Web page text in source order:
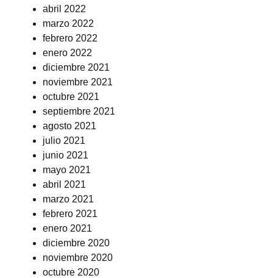
abril 2022
marzo 2022
febrero 2022
enero 2022
diciembre 2021
noviembre 2021
octubre 2021
septiembre 2021
agosto 2021
julio 2021
junio 2021
mayo 2021
abril 2021
marzo 2021
febrero 2021
enero 2021
diciembre 2020
noviembre 2020
octubre 2020